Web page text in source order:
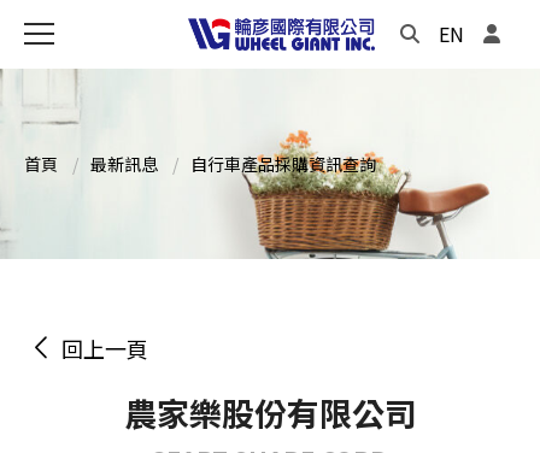
EN
首頁 最新訊息 自行車產品採購資訊查詢
回上一頁
農家樂股份有限公司